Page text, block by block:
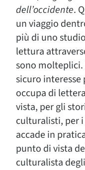
dell’occidente.
un viaggio
più di uno
lettura
sono
sicuro interesse
occupa di
vista, per gli
culturalisti, per
accade in
punto di vista
culturalista